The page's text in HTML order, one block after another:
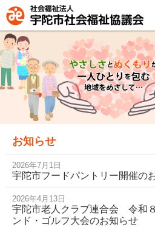
お知らせ
2026年7月1日
宇陀市フードパントリー開催の
2026年4月13日
宇陀市老人クラブ連合会 令和
ンド・ゴルフ大会のお知らせ